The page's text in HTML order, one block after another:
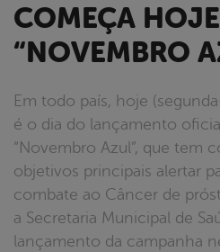
COMEÇA HOJE O
“NOVEMBRO
Em todo país, hoje (segunda-feira, 3 de novembro)
é o dia do lançamento
“Novembro Azul”, que tem
objetivos principais alertar
combate ao Câncer de
a Secretaria Municipal de
lançamento da campanha